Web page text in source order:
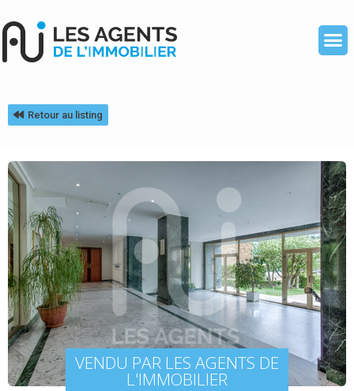
Retour au listing
VENDU PAR LES AGENTS DE
L'IMMOBILIER